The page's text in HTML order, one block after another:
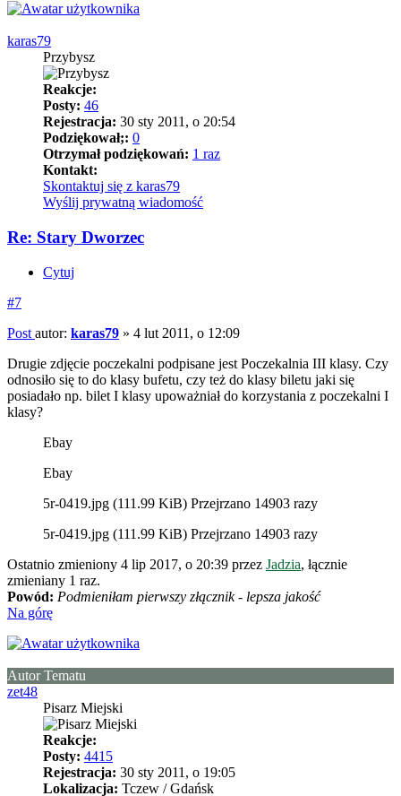
karas79
Przybysz
Reakcje:
Posty: 46
Rejestracja: 30 sty 2011, o 20:54
Podziękował;: 0
Otrzymał podziękowań: 1 raz
Kontakt:
Skontaktuj się z karas79
Wyślij prywatną wiadomość
Re: Stary Dworzec
Cytuj
#7
Post autor: karas79 » 4 lut 2011, o 12:09
Drugie zdjęcie poczekalni podpisane jest Poczekalnia III klasy. Czy
odnosiło się to do klasy bufetu, czy też do klasy biletu jaki się
posiadało np. bilet I klasy upoważniał do korzystania z poczekalni I
klasy?
Ebay
Ebay
5r-0419.jpg (111.99 KiB) Przejrzano 14903 razy
5r-0419.jpg (111.99 KiB) Przejrzano 14903 razy
Ostatnio zmieniony 4 lip 2017, o 20:39 przez Jadzia, łącznie
zmieniany 1 raz.
Powód: Podmieniłam pierwszy złącznik - lepsza jakość
Na górę
Autor Tematu
zet48
Pisarz Miejski
Reakcje:
Posty: 4415
Rejestracja: 30 sty 2011, o 19:05
Lokalizacja: Tczew / Gdańsk